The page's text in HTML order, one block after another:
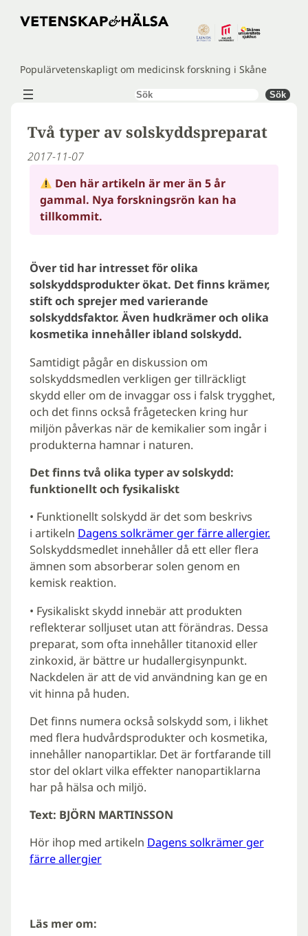
Hoppa
Populärvetenskapligt om medicinsk forskning i Skåne
Sök Sök
Två typer av solskyddspreparat
2017-11-07
Den här artikeln är mer än 5 år
gammal. Nya forskningsrön kan ha
tillkommit.
Över tid har intresset för olika
solskyddsprodukter ökat. Det finns krämer,
stift och sprejer med varierande
solskyddsfaktor. Även hudkrämer och olika
kosmetika innehåller ibland solskydd.
Samtidigt pågår en diskussion om
solskyddsmedlen verkligen ger tillräckligt
skydd eller om de invaggar oss i falsk trygghet,
och det finns också frågetecken kring hur
miljön påverkas när de kemikalier som ingår i
produkterna hamnar i naturen.
Det finns två olika typer av solskydd:
funktionellt och fysikaliskt
• Funktionellt solskydd är det som beskrivs
i artikeln Dagens solkrämer ger färre allergier.
Solskyddsmedlet innehåller då ett eller flera
ämnen som absorberar solen genom en
kemisk reaktion.
• Fysikaliskt skydd innebär att produkten
reflekterar solljuset utan att förändras. Dessa
preparat, som ofta innehåller titanoxid eller
zinkoxid, är bättre ur hudallergisynpunkt.
Nackdelen är att de vid användning kan ge en
vit hinna på huden.
Det finns numera också solskydd som, i likhet
med flera hudvårdsprodukter och kosmetika,
innehåller nanopartiklar. Det är fortfarande till
stor del oklart vilka effekter nanopartiklarna
har på hälsa och miljö.
Text: BJÖRN MARTINSSON
Hör ihop med artikeln Dagens solkrämer ger
färre allergier
Läs mer om: